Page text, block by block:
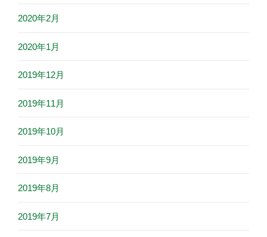
2020年2月
2020年1月
2019年12月
2019年11月
2019年10月
2019年9月
2019年8月
2019年7月